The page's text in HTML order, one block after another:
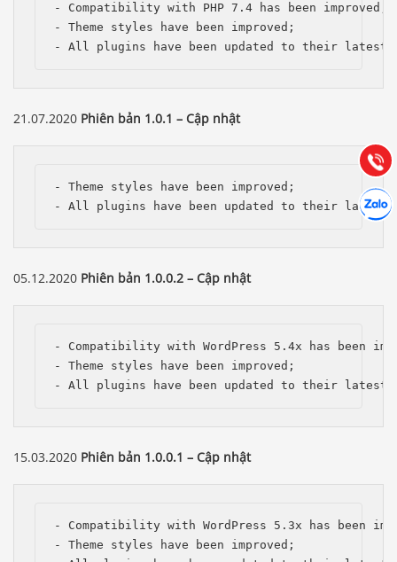
- Compatibility with PHP 7.4 has been improved;
- Theme styles have been improved;
- All plugins have been updated to their latest
21.07.2020 Phiên bản 1.0.1 – Cập nhật
- Theme styles have been improved;
- All plugins have been updated to their latest
05.12.2020 Phiên bản 1.0.0.2 – Cập nhật
- Compatibility with WordPress 5.4x has been
- Theme styles have been improved;
- All plugins have been updated to their latest
15.03.2020 Phiên bản 1.0.0.1 – Cập nhật
- Compatibility with WordPress 5.3x has been
- Theme styles have been improved;
Gọi
Báo giá & Đặt hàng:
(028) 22.166.144
Chát
Tư vấn
Hợp tác